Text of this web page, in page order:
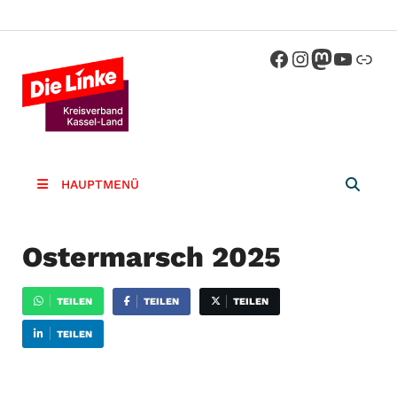
HAUPTMENÜ
Ostermarsch 2025
TEILEN TEILEN TEILEN
TEILEN